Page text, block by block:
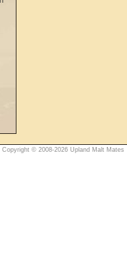
Copyright © 2008-2026 Upland Malt